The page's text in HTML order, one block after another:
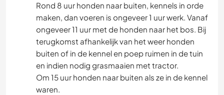
Rond 8 uur honden naar buiten, kennels in orde
maken, dan voeren is ongeveer 1 uur werk. Vanaf
ongeveer 11 uur met de honden naar het bos. Bij
terugkomst afhankelijk van het weer honden
buiten of in de kennel en poep ruimen in de tuin
en indien nodig grasmaaien met tractor.
Om 15 uur honden naar buiten als ze in de kennel
waren.